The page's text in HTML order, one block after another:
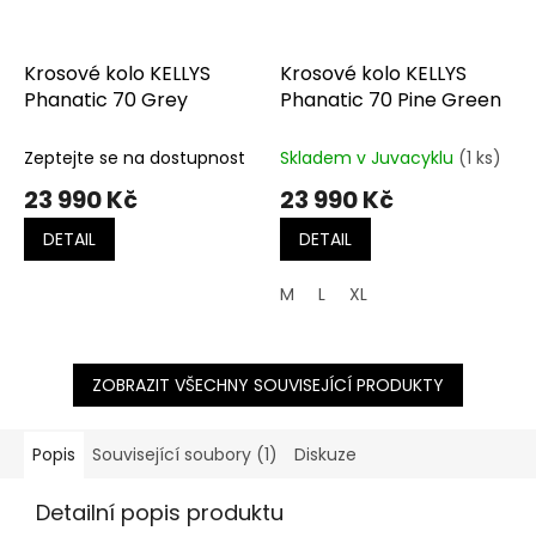
Krosové kolo KELLYS
Phanatic 70 Grey
Zeptejte se na dostupnost
23 990 Kč
DETAIL
Krosové kolo KELLYS
Phanatic 70 Pine Green
Skladem v Juvacyklu (1 ks)
23 990 Kč
DETAIL
M L XL
ZOBRAZIT VŠECHNY SOUVISEJÍCÍ PRODUKTY
Popis Související soubory (1) Diskuze
Detailní popis produktu